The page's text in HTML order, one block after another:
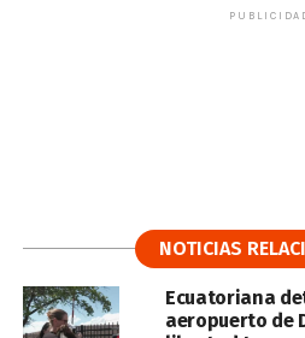
NOTICIAS
Ecuatoriana
aeropuerto de